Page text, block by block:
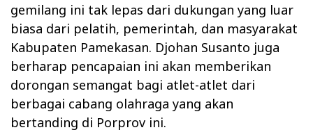
gemilang ini tak lepas dari dukungan yang luar
biasa dari pelatih, pemerintah, dan masyarakat
Kabupaten Pamekasan. Djohan Susanto juga
berharap pencapaian ini akan memberikan
dorongan semangat bagi atlet-atlet dari
berbagai cabang olahraga yang akan
bertanding di Porprov ini.